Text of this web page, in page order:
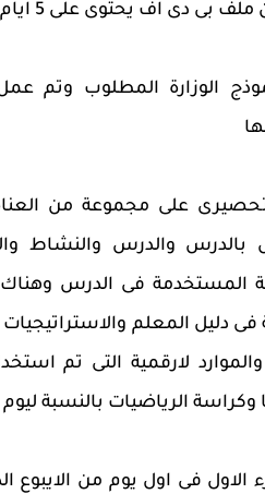
على 5 ايام متوالية للتحضير وهى ايام الاسبوع
الوزارة المطلوب وتم
على مجموعة من
بالدرس والدرس والنشاط
المستخدمة فى الدرس وهناك
دليل المعلم والاستراتيجيات
لارقمية التى تم
وكراسة الرياضيات بالنسبة ليوم
الاول فى اول يوم من الايبوع